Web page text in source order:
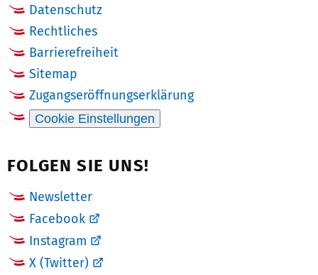
Datenschutz
Rechtliches
Barrierefreiheit
Sitemap
Zugangseröffnungserklärung
Cookie Einstellungen
FOLGEN SIE UNS!
Newsletter
Facebook
Instagram
X (Twitter)